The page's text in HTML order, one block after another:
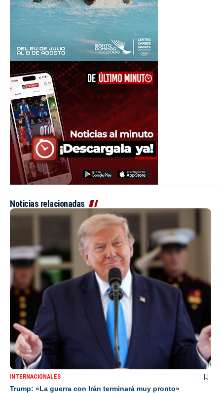
Noticias relacionadas
INTERNACIONALES
Trump: «La guerra con Irán terminará muy pronto»